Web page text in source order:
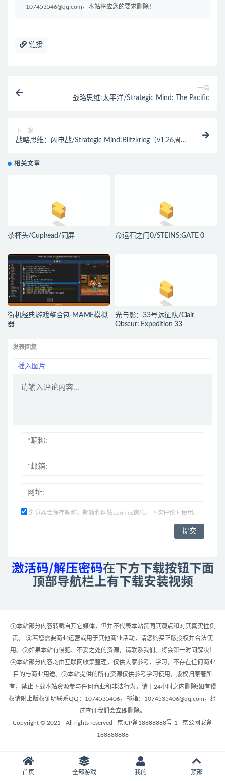
107453546@qq.com，本站将应您的要求删除！
链接
上一篇
战略思维:太平洋/Strategic Mind: The Pacific
下一篇
战略思维：闪电战/Strategic Mind:Blitzkrieg（v1.26周
相关文章
茶杯头/Cuphead/同屏 命运石之门0/STEINS;GATE 0
街机经典游戏整合包-MAME模拟
器
光与影：33号远征队/Clair
Obscur: Expedition 33
发表回复
插入图片
浏览器会保存昵称、邮箱和网站cookies信息，下次评论时使用。
①本站部分内容转载自其它媒体，但并不代表本站赞同其观点和对其真实性负
责。 ②若您需要商业运营或用于其他商业活动，请您购买正版授权并合法使
用。③如果本站有侵犯、不妥之处的资源，请联系我们。将会第一时间解决！
④本站部分内容均由互联网收集整理，仅供大家参考、学习，不存在任何商业
目的与商业用途。⑤本站提供的所有资源仅供参考学习使用，版权归原著所
有，禁止下载本站资源参与任何商业和非法行为，请于24小时之内删除!如有侵
权请附上版权证明联系QQ：1074535406，邮箱：1074535406@qq.com，经
过查证我们会立即删除。
Copyright © 2021 - All rights reserved | 京ICP备18888888号-1 | 京公网安备
188888888
首页 全部游戏 我的 顶部